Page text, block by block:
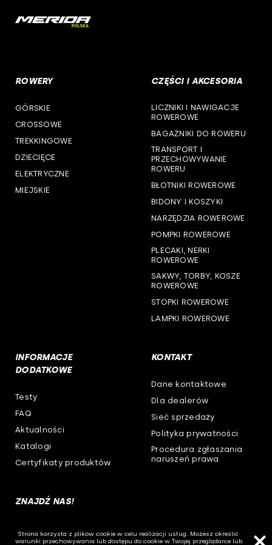
cst
woj. opolskie
woj. podlaskie
woj. pomorskie
woj. śląskie
woj. warmińsko-mazurskie
ROWERY
GÓRSKIE
CROSSOWE
TREKKINGOWE
DZIECIĘCE
ELEKTRYCZNE
MIEJSKIE
CZĘŚCI I AKCESORIA
LICZNIKI I NAWIGACJE
ROWEROWE
BAGAŻNIKI DO ROWERU
TRANSPORT I
PRZECHOWYWANIE
ROWERU
BŁOTNIKI ROWEROWE
BIDONY I KOSZYKI
NARZĘDZIA ROWEROWE
POMPKI ROWEROWE
PLECAKI, NERKI
ROWEROWE
SAKWY, TORBY, KOSZE
ROWEROWE
STOPKI ROWEROWE
LAMPKI ROWEROWE
INFORMACJE
DODATKOWE
Testy
FAQ
Aktualności
Katalogi
Certyfikaty produktów
KONTAKT
Dane kontaktowe
Dla dealerów
Sieć sprzedaży
Polityka prywatności
Procedura zgłaszania
naruszeń prawa
ZNAJDŹ NAS!
Strona korzysta z plików cookie w celu realizacji usług. Możesz określić
warunki przechowywania lub dostępu do cookie w Twojej przeglądarce lub